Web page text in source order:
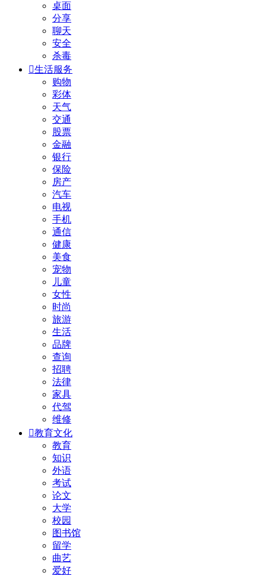
桌面
分享
聊天
安全
杀毒
生活服务
购物
彩体
天气
交通
股票
金融
银行
保险
房产
汽车
电视
手机
通信
健康
美食
宠物
儿童
女性
时尚
旅游
生活
品牌
查询
招聘
法律
家具
代驾
维修
教育文化
教育
知识
外语
考试
论文
大学
校园
图书馆
留学
曲艺
爱好